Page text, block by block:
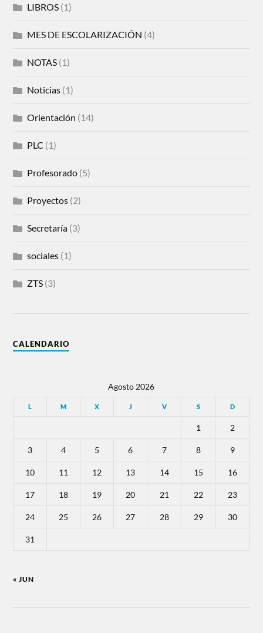
LIBROS (1)
MES DE ESCOLARIZACIÓN (4)
NOTAS (1)
Noticias (1)
Orientación (14)
PLC (1)
Profesorado (5)
Proyectos (2)
Secretaría (3)
sociales (1)
ZTS (3)
CALENDARIO
Agosto 2026
L M X J V S D
1 2
3 4 5 6 7 8 9
10 11 12 13 14 15 16
17 18 19 20 21 22 23
24 25 26 27 28 29 30
31
« JUN